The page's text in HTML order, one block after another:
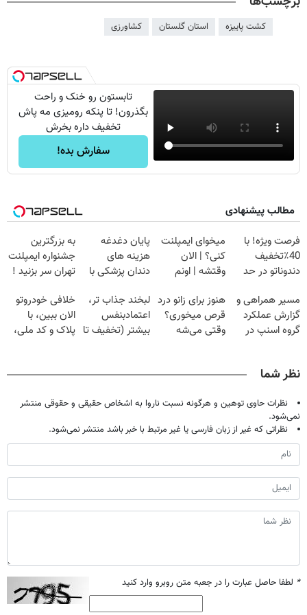
کشت پاییزه استان گلستان کشاورزی
تابستون رو خنک و راحت
بگذرون! تا پنکه رومیزی مه پاش
تخفیف داره بخرش
سفارش بده!
مطالب پیشنهادی
فرصت ویژه! با
40٪تخفیف
دندوناتو در حد
کن
میخوای ایمپلنت
کنی؟ | الان
وقتشه | اونم
میلیون تومان!!!
پایان دغدغه
هزینه های
دندان پزشکی با
خانگی
به بزرگترین
جشنواره ایمپلنت
تهران سر بزنید !
میلیون !
مسیر همراهی و
گزارش عملکرد
گروه اسنپ در
هنوز برای زانو درد
قرص میخوری؟
وقتی می‌شه
لبخند جذاب تر،
اعتمادبنفس
بیشتر (تخفیف تا
خلافی خودروتو
الان ببین، با
پلاک و کد ملی،
نظر شما
نظرات حاوی توهین و هرگونه نسبت ناروا به اشخاص حقیقی و حقوقی منتشر
نمی‌شود.
نظراتی که غیر از زبان فارسی یا غیر مرتبط با خبر باشد منتشر نمی‌شود.
* لطفا حاصل عبارت را در جعبه متن روبرو وارد کنید